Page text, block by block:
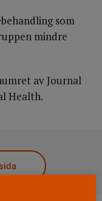
som
mindre
av Journal
Health.